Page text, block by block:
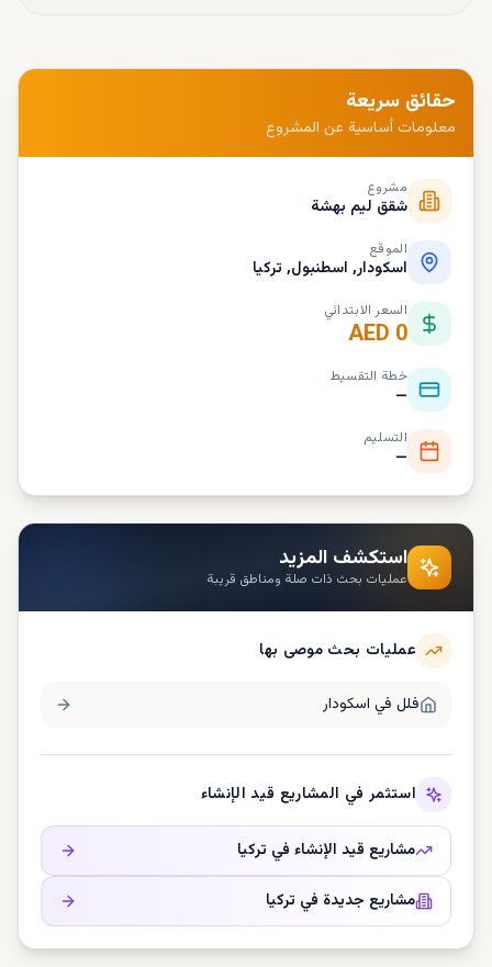
حقائق سريعة
معلومات أساسية عن المشروع
مشروع
شقق ليم بهشة
الموقع
اسکودار, اسطنبول, تركيا
السعر الابتدائي
AED 0
خطة التقسيط
—
التسليم
—
استكشف المزيد
عمليات بحث ذات صلة ومناطق قريبة
عمليات بحث موصى بها
فلل في اسکودار
استثمر في المشاريع قيد الإنشاء
مشاريع قيد الإنشاء في تركيا
مشاريع جديدة في تركيا